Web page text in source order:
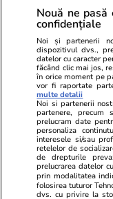
Publicitate
Politica de
confidențialitate
Ringier România
Libertatea pentru
Unica.ro
Program TV
Avantaje
Pariază
Nouă ne
confidențiale
Noi și partenerii
dispozitivul dvs.,
datelor cu caracter
făcând clic mai jos,
în orice moment pe
vor fi raportate
multe detalii
Noi si partenerii
partenere,
prelucram date
personaliza
interesele si/sau
retelelor de
de drepturile
prelucrarea datelor
prin modalitatea
folosirea tuturor
dvs. cu privire la